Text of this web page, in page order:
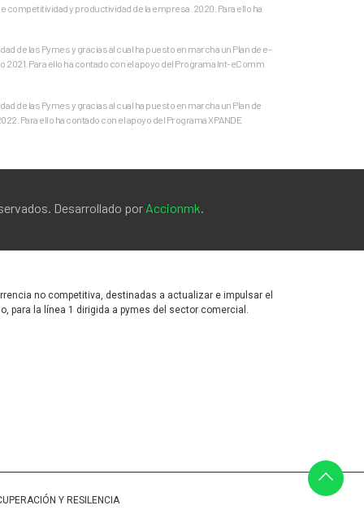
y productividad de la empresa. 2020. Para ello ha
de las Pymes y gracias al cual ha puesto en marcha un Plan de e-
Para ello ha contado con el apoyo del Programa Int-eComm
de las Pymes y gracias al cual ha puesto en marcha un Plan de
Para ello ha contado con el apoyo del Programa XPANDE
Desarrollado por Accionmk
no competitiva, destinadas a actualizar e impulsar el
para la línea 1 dirigida a pymes del sector comercial.
Y RESILENCIA